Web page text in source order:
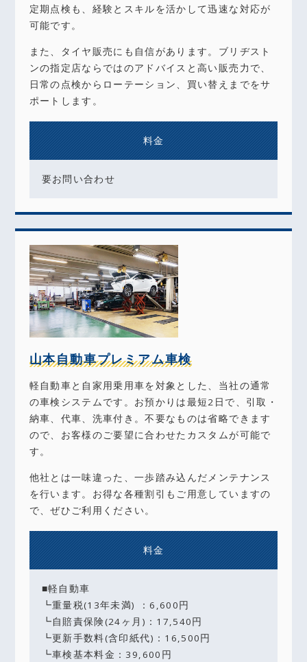
定期点検も、経験とスキルを活かして迅速な対応が
可能です。
また、タイヤ販売にも自信があります。ブリヂスト
ンの指定店ならではのアドバイスと高い販売力で、
日常の点検からローテーション、買い替えまでをサ
ポートします。
料金
要お問い合わせ
山本自動車プレミアム車検
軽自動車と自家用乗用車を対象とした、当社の通常
の車検システムです。お預かりは最短2日で、引取・
納車、代車、洗車付き。不要なものは省略できます
ので、お客様のご要望に合わせたカスタムが可能で
す。
他社とは一味違った、一歩踏み込んだメンテナンス
を行います。お得な各種割引もご用意していますの
で、ぜひご利用ください。
料金
■軽自動車
┗重量税(13年未満) ：6,600円
┗自賠責保険(24ヶ月)：17,540円
┗更新手数料(含印紙代)：16,500円
┗車検基本料金：39,600円